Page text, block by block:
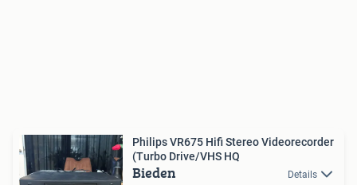
Philips VR675 Hifi Stereo Videorecorder
(Turbo Drive/VHS HQ
Bieden Details